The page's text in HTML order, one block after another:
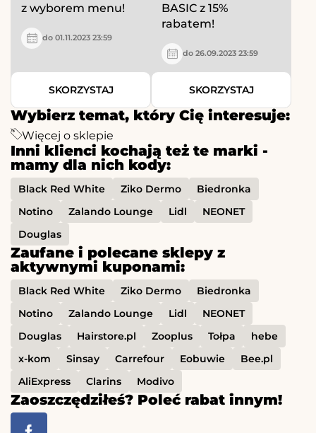
Wybierz temat, który Cię interesuje:
Więcej o sklepie
Inni klienci kochają też te marki -
mamy dla nich kody:
Black Red White Ziko Dermo
Biedronka
Notino
Zalando Lounge Lidl
NEONET
Douglas
Zaufane i polecane sklepy z
aktywnymi kuponami:
Black Red White Ziko Dermo
Biedronka
Notino
Zalando Lounge Lidl
NEONET
Douglas
Hairstore.pl Zooplus Tołpa
hebe
x-kom
Sinsay Carrefour Eobuwie
Bee.pl
AliExpress
Clarins Modivo
Zaoszczędziłeś? Poleć rabat innym!
z wyborem menu!
do 01.11.2023 23:59
SKORZYSTAJ
BASIC z 15%
rabatem!
do 26.09.2023 23:59
SKORZYSTAJ